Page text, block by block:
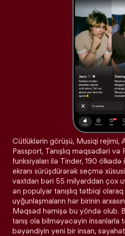
Cütlüklərin görüşü, Musiqi rejimi,
Passport, Tanışlıq məqsədləri
funksiyaları ilə Tinder, 190
ekranı sürüşdürərək seçmə
vaxtdan bəri 55 milyarddan çox
ən populyar tanışlıq tətbiqi olaraq
uyğunlaşmaların hər birinin
Məqsəd həmişə bu yöndə olub.
tanış ola bilməyəcəyin insanlarla
bəyəndiyin yeni bir insan,